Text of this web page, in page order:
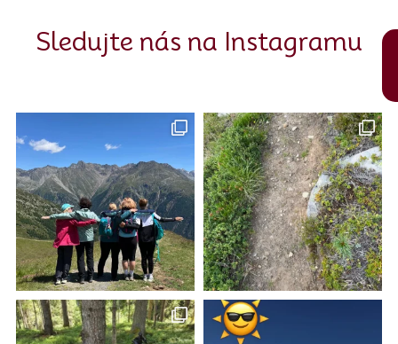
Sledujte nás na Instagramu